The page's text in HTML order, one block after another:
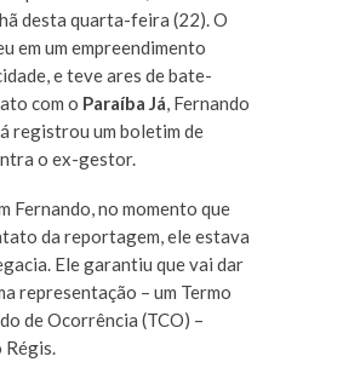
desta quarta-feira (22). O
em um empreendimento
e teve ares de bate-
com o Paraíba Já, Fernando
registrou um boletim de
o ex-gestor.
Fernando, no momento que
da reportagem, ele estava
Ele garantiu que vai dar
representação – um Termo
de Ocorrência (TCO) –